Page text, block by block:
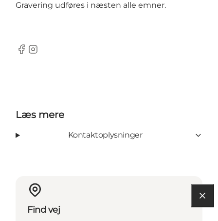
Gravering udføres i næsten alle emner.
Facebook
Instagram
Læs mere
Kontaktoplysninger
Find vej